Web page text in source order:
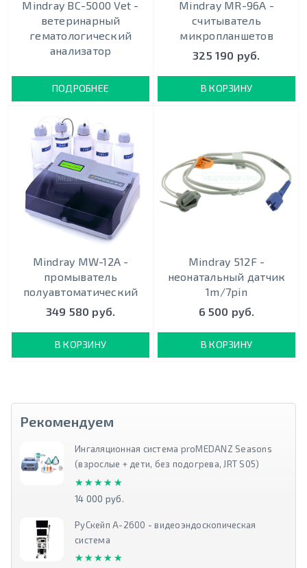
Mindray BC-5000 Vet -
ветеринарный
гематологический
анализатор
ПОДРОБНЕЕ
Mindray MR-96A -
считыватель
микропланшетов
325 190 руб.
В КОРЗИНУ
Mindray MW-12A -
промыватель
полуавтоматический
349 580 руб.
В КОРЗИНУ
Mindray 512F -
неонатальный датчик
1m/7pin
6 500 руб.
В КОРЗИНУ
Рекомендуем
Ингаляционная система proMEDANZ Seasons
(взрослые + дети, без подогрева, JRT S05)
★★★★★
★★★★★
14 000 руб.
РуСкейп А-2600 - видеоэндоскопическая
система
★★★★★
★★★★★